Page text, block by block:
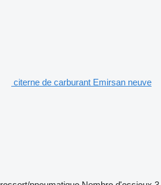
citerne de carburant Emirsan neuve